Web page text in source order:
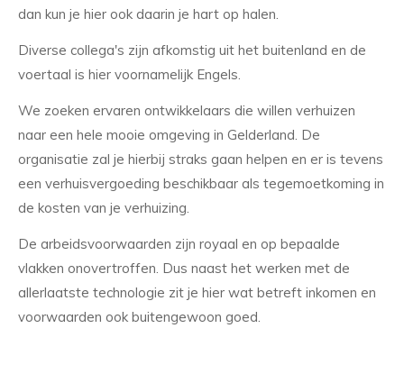
dan kun je hier ook daarin je hart op halen.
Diverse collega's zijn afkomstig uit het buitenland en de
voertaal is hier voornamelijk Engels.
We zoeken ervaren ontwikkelaars die willen verhuizen
naar een hele mooie omgeving in Gelderland. De
organisatie zal je hierbij straks gaan helpen en er is tevens
een verhuisvergoeding beschikbaar als tegemoetkoming in
de kosten van je verhuizing.
De arbeidsvoorwaarden zijn royaal en op bepaalde
vlakken onovertroffen. Dus naast het werken met de
allerlaatste technologie zit je hier wat betreft inkomen en
voorwaarden ook buitengewoon goed.